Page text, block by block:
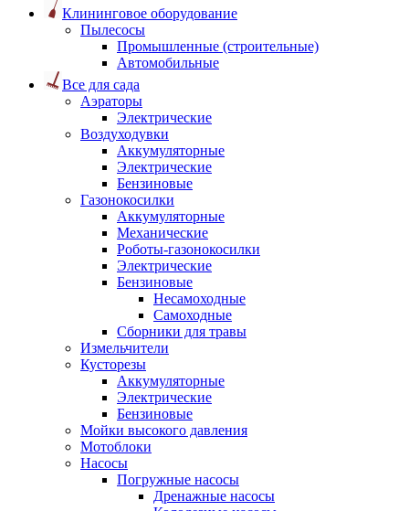
Клининговое оборудование
Пылесосы
Промышленные (строительные)
Автомобильные
Все для сада
Аэраторы
Электрические
Воздуходувки
Аккумуляторные
Электрические
Бензиновые
Газонокосилки
Аккумуляторные
Механические
Роботы-газонокосилки
Электрические
Бензиновые
Несамоходные
Самоходные
Сборники для травы
Измельчители
Кусторезы
Аккумуляторные
Электрические
Бензиновые
Мойки высокого давления
Мотоблоки
Насосы
Погружные насосы
Дренажные насосы